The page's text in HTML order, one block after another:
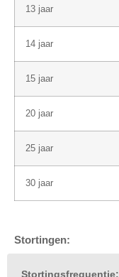
13 jaar
14 jaar
15 jaar
20 jaar
25 jaar
30 jaar
Stortingen:
Stortingsfrequentie: